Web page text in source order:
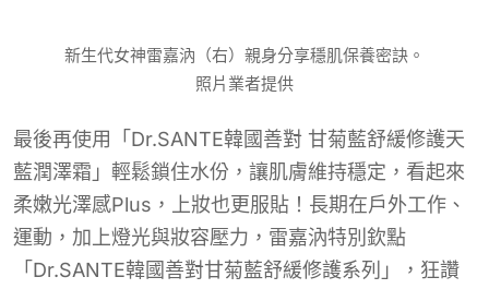
新生代女神雷嘉汭（右）親身分享穩肌保養密訣。
照片業者提供
最後再使用「Dr.SANTE韓國善對 甘菊藍舒緩修護天
藍潤澤霜」輕鬆鎖住水份，讓肌膚維持穩定，看起來
柔嫩光澤感Plus，上妝也更服貼！長期在戶外工作、
運動，加上燈光與妝容壓力，雷嘉汭特別欽點
「Dr.SANTE韓國善對甘菊藍舒緩修護系列」，狂讚